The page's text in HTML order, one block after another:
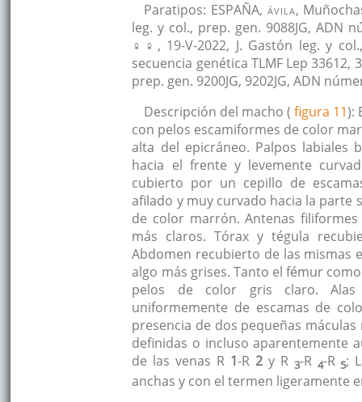
Paratipos: ESPAÑA, ávila,
leg. y col., prep. gen. 9088JG, ADN
♀♀, 19-V-2022, J. Gastón leg. y
secuencia genética TLMF Lep 33612,
prep. gen. 9200JG, 9202JG, ADN
Descripción del macho (figura 11):
con pelos escamiformes de color
alta del epicráneo. Palpos labiales
hacia el frente y levemente
cubierto por un cepillo de
afilado y muy curvado hacia la
de color marrón. Antenas
más claros. Tórax y tégula
Abdomen recubierto de las mismas
algo más grises. Tanto el fémur
pelos de color gris claro. Alas
uniformemente de escamas de
presencia de dos pequeñas
definidas o incluso aparentemente
de las venas R 1-R 2y R 3-R 4-R 5;
anchas y con el termen ligeramente